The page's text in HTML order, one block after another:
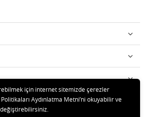
GÜVENLİK ÜRÜNLERİ Tüm hakları
saklıdır.
için internet sitemizde çerezler
Aydınlatma Metni’ni okuyabilir ve